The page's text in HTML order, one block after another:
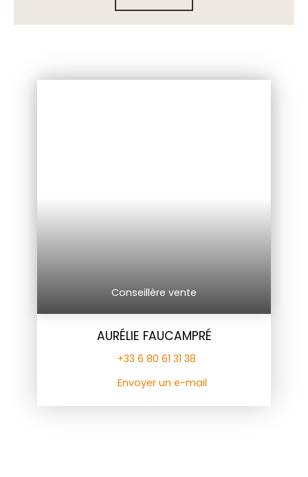
Conseillère vente
AURÉLIE FAUCAMPRÉ
+33 6 80 61 31 38
Envoyer un e-mail